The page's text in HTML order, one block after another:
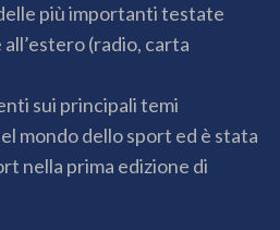
più importanti testate
(radio, carta
sui principali temi
mondo dello sport ed è stata
nella prima edizione di